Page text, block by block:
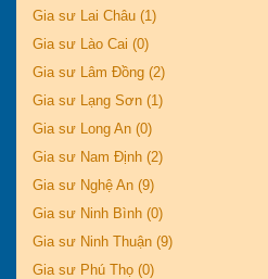
Gia sư Lai Châu (1)
Gia sư Lào Cai (0)
Gia sư Lâm Đồng (2)
Gia sư Lạng Sơn (1)
Gia sư Long An (0)
Gia sư Nam Định (2)
Gia sư Nghệ An (9)
Gia sư Ninh Bình (0)
Gia sư Ninh Thuận (9)
Gia sư Phú Thọ (0)